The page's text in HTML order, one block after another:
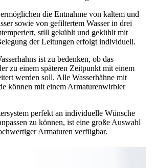
die Entnahme von kaltem und
sowie von gefiltertem Wasser in drei
still gekühlt und gekühlt mit
der Leitungen erfolgt individuell.
ist zu bedenken, ob das
zu einem späteren Zeitpunkt mit einem
werden soll. Alle Wasserhähne mit
können mit einem Armaturenwirbler
perfekt an individuelle Wünsche
zu können, ist eine große Auswahl
Armaturen verfügbar.